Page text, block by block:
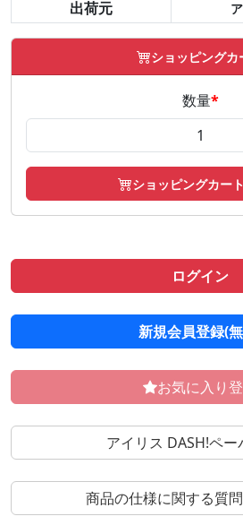
出荷元
ショッピングカ
数量*
ショッピングカー
ログイン
新規会員登録(
お気に入り
アイリス DASH!ペー
商品の仕様に関する質